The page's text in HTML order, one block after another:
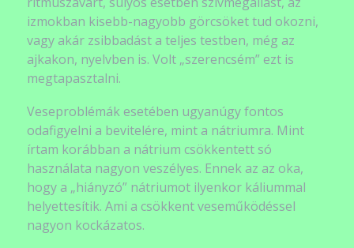
izmokban kisebb-nagyobb görcsöket tud okozni,
vagy akár zsibbadást a teljes testben, még az
ajkakon, nyelvben is. Volt „szerencsém” ezt is
megtapasztalni.
Veseproblémák esetében ugyanúgy fontos
odafigyelni a bevitelére, mint a nátriumra. Mint
írtam korábban a nátrium csökkentett só
használata nagyon veszélyes. Ennek az az oka,
hogy a „hiányzó” nátriumot ilyenkor káliummal
helyettesítik. Ami a csökkent veseműködéssel
nagyon kockázatos.